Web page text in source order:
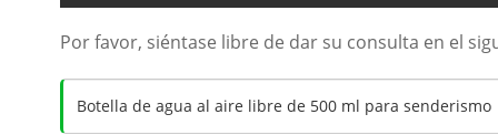
Por favor, siéntase libre de dar su consulta en el